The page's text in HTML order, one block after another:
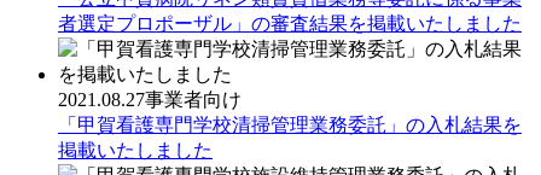
者選定プロポーザル」の審査結果を掲載いたしました
2021.08.27事業者向け
「甲賀看護専門学校清掃管理業務委託」の入札結果を
掲載いたしました